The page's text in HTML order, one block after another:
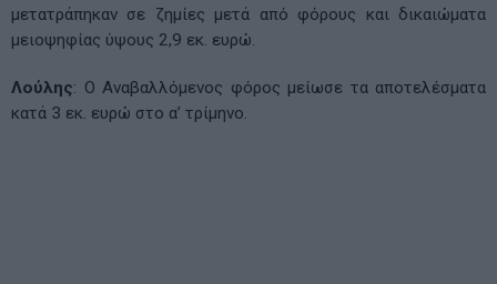
μετατράπηκαν σε ζημίες μετά από φόρους και δικαιώματα
μειοψηφίας ύψους 2,9 εκ. ευρώ.
Λούλης: Ο Αναβαλλόμενος φόρος μείωσε τα αποτελέσματα
κατά 3 εκ. ευρώ στο α’ τρίμηνο.